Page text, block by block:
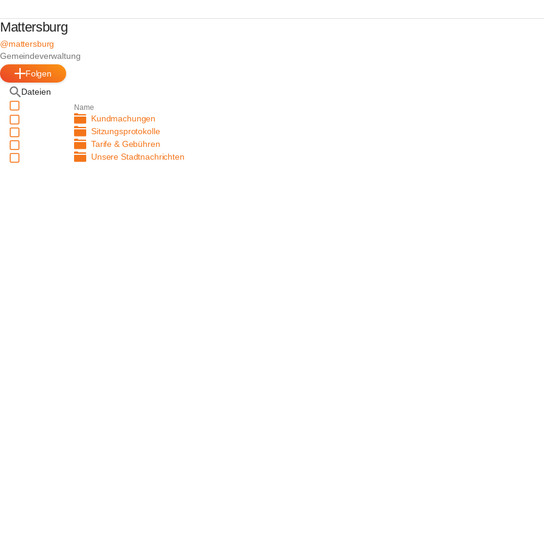
Mattersburg
@mattersburg
Gemeindeverwaltung
Folgen
Dateien
Name
Kundmachungen
Sitzungsprotokolle
Tarife & Gebühren
Unsere Stadtnachrichten